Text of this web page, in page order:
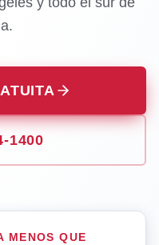
1400
MENOS QUE